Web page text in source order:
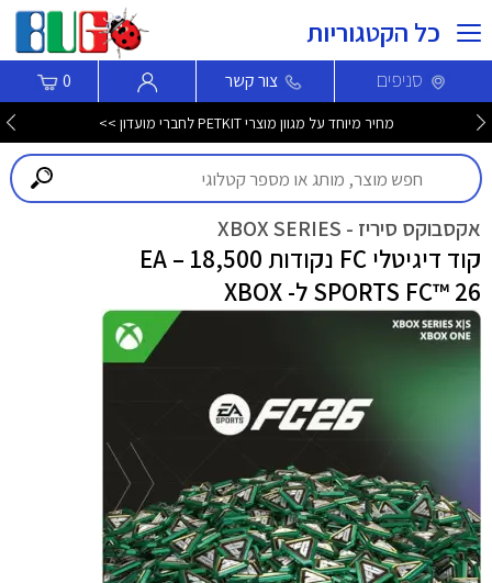
כל הקטגוריות
סניפים צור קשר 0
מחיר מיוחד על מגוון מוצרי PETKIT לחברי מועדון >>
אקסבוקס סיריז - XBOX SERIES
קוד דיגיטלי FC נקודות 18,500 – EA
SPORTS FC™ 26 ל- XBOX